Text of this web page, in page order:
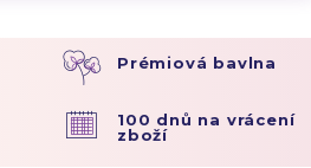
Prémiová bavlna
100 dnů na vrácení
zboží